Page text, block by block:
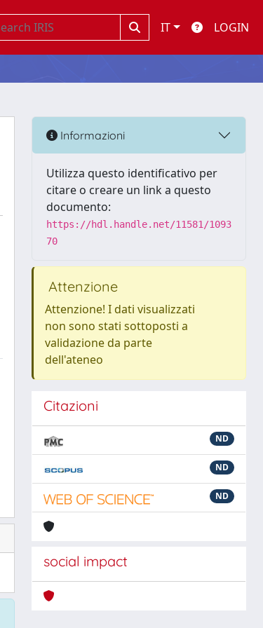
IT LOGIN
Informazioni
Utilizza questo identificativo per
citare o creare un link a questo
documento:
https://hdl.handle.net/11581/1093
70
Attenzione
Attenzione! I dati visualizzati
non sono stati sottoposti a
validazione da parte
dell'ateneo
Citazioni
ND
ND
ND
social impact